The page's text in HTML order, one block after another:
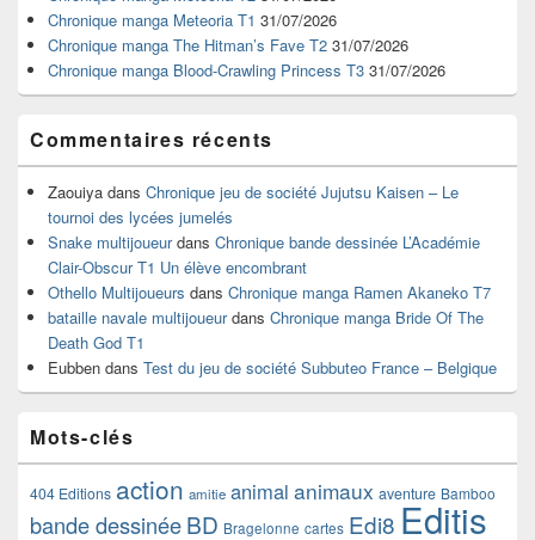
barre
latérale
Chronique manga Meteoria T1 31/07/2026
Chronique manga The Hitman’s Fave T2 31/07/2026
Chronique manga Blood-Crawling Princess T3 31/07/2026
Commentaires récents
Zaouiya dans Chronique jeu de société Jujutsu Kaisen – Le
tournoi des lycées jumelés
Snake multijoueurdans Chronique bande dessinée L’Académie
Clair-Obscur T1 Un élève encombrant
Othello Multijoueurs dans Chronique manga Ramen Akaneko T7
bataille navale multijoueurdans Chronique manga Bride Of The
Death God T1
Eubben dans Test du jeu de société Subbuteo France – Belgique
Mots-clés
404 Editions action amitie animal animaux aventure Bamboo
bande dessinéeBD Bragelonne cartes Edi8 Editis